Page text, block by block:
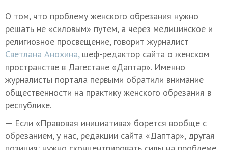
О том, что проблему женского обрезания нужно
решать не «силовым» путем, а через медицинское и
религиозное просвещение, говорит журналист
Светлана Анохина,шеф-редактор сайта о женском
пространстве в Дагестане «Даптар». Именно
журналисты портала первыми обратили внимание
общественности на практику женского обрезания в
республике.
— Если «Правовая инициатива» борется вообще с
обрезанием, у нас, редакции сайта «Даптар», другая